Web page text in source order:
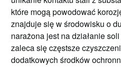
które mogą powodować
znajduje się w środowisku o
narażona jest na działanie
zaleca się częstsze
dodatkowych środków